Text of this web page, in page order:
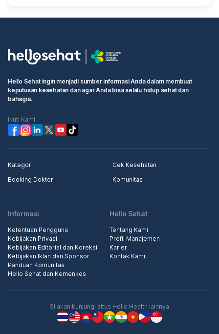
Hello Sehat ingin menjadi sumber informasi Anda dalam membuat
keputusan kesehatan dan agar Anda bisa selalu hidup sehat dan
bahagia.
Ikuti Kami
Kategori
Cek Kesehatan
Booking Dokter
Komunitas
Informasi
Ketentuan Pengguna
Kebijakan Privasi
Kebijakan Editorial dan Koreksi
Kebijakan Iklan dan Sponsor
Panduan Komunitas
Hello Sehat dan Kemenkes
Hello Sehat
Tentang Kami
Profil Manajemen
Karier
Kontak Kami
Silakan kunjungi situs Hello Health lainnya